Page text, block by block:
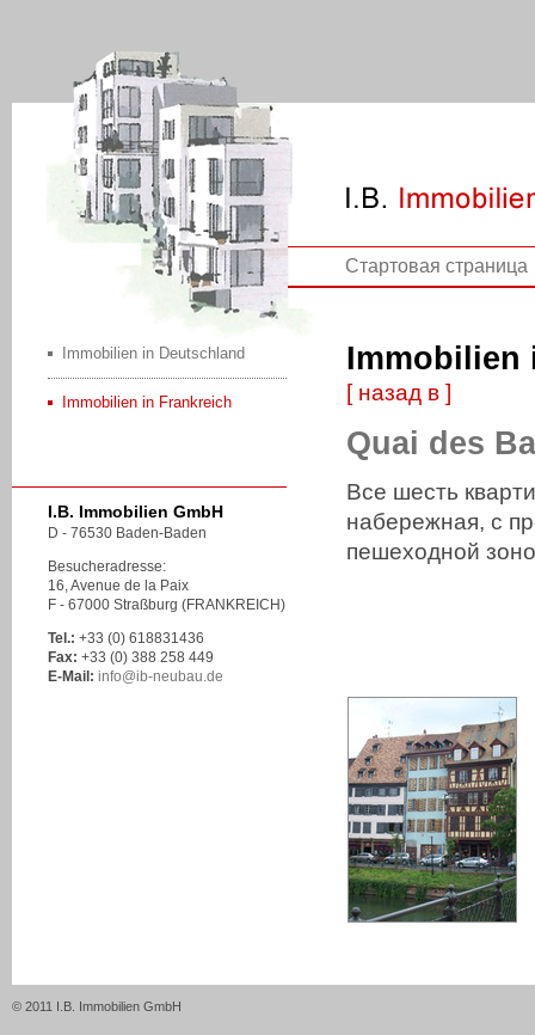
Стартовая страница
Immobilien in Deutschland
Immobilien in Frankreich
I.B. Immobilien GmbH
D - 76530 Baden-Baden
Besucheradresse:
16, Avenue de la Paix
F - 67000 Straßburg (FRANKREICH)
Tel.: +33 (0) 618831436
Fax: +33 (0) 388 258 449
E-Mail: info@ib-neubau.de
Immobilien
[ назад в ]
Quai des
Все шесть
набережная, с
пешеходной
© 2011 I.B. Immobilien GmbH